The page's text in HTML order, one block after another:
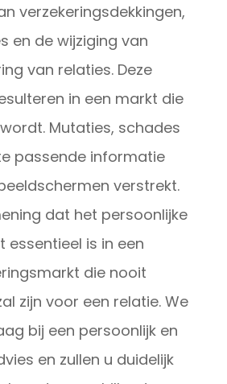
verzekeringsdekkingen,
en de wijziging van
van relaties. Deze
in een markt die
Mutaties, schades
passende informatie
verstrekt.
dat het persoonlijke
essentieel is in een
die nooit
zijn voor een relatie. We
bij een persoonlijk en
en zullen u duidelijk